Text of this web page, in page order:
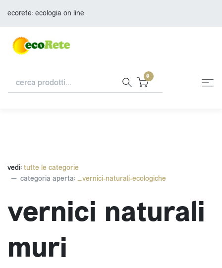
ecorete: ecologia on line
0
vedi: tutte le categorie
categoria aperta: _vernici-naturali-ecologiche
vernici naturali
muri